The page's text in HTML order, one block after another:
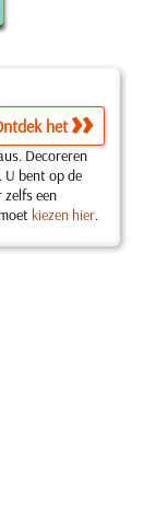
het
Decoreren
U bent op de
een
kiezen hier.